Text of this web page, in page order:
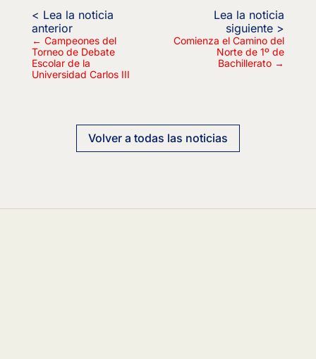
← Campeones del
Torneo de Debate
Escolar de la
Universidad Carlos III
Comienza el Camino del
Norte de 1º de
Bachillerato →
Volver a todas las noticias